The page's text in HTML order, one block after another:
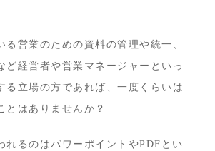
る営業のための資料の管理や統一、
ど経営者や営業マネージャーといっ
る立場の方であれば、一度くらいは
とはありませんか？
れるのはパワーポイントやPDFとい